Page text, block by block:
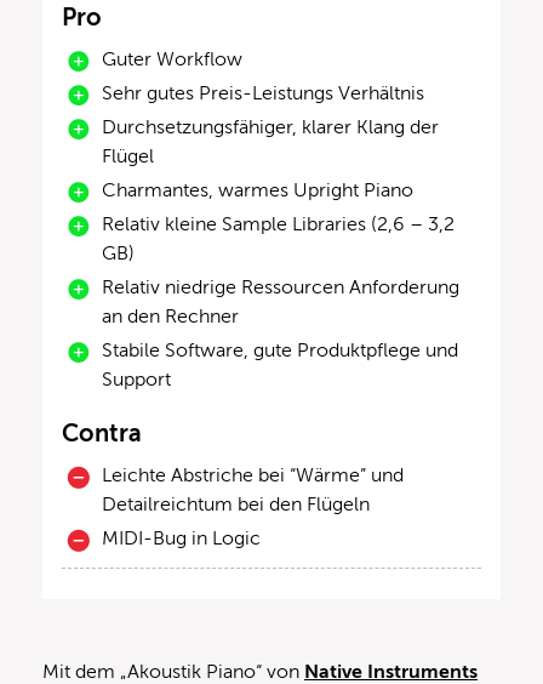
Pro
Guter Workflow
Sehr gutes Preis-Leistungs Verhältnis
Durchsetzungsfähiger, klarer Klang der
Flügel
Charmantes, warmes Upright Piano
Relativ kleine Sample Libraries (2,6 – 3,2
GB)
Relativ niedrige Ressourcen Anforderung
an den Rechner
Stabile Software, gute Produktpflege und
Support
Contra
Leichte Abstriche bei “Wärme” und
Detailreichtum bei den Flügeln
MIDI-Bug in Logic
Mit dem „Akoustik Piano“ von Native Instruments